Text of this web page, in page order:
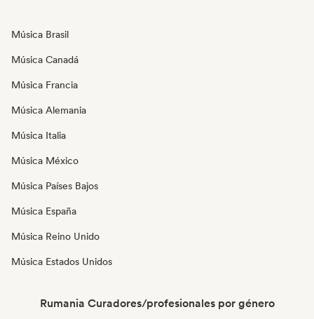
Música Brasil
Música Canadá
Música Francia
Música Alemania
Música Italia
Música México
Música Países Bajos
Música España
Música Reino Unido
Música Estados Unidos
Rumania Curadores/profesionales por género